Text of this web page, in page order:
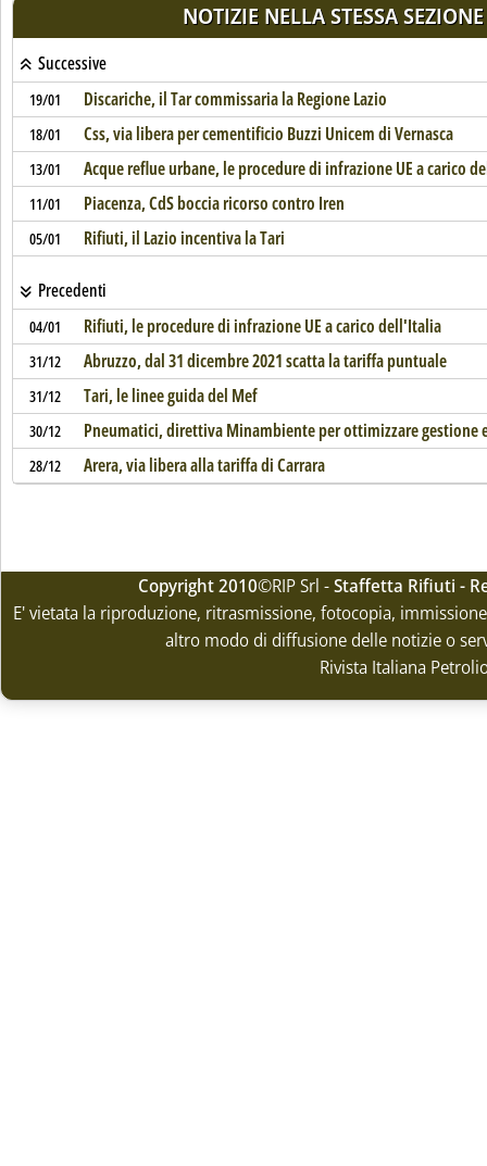
NOTIZIE NELLA STESSA SEZIONE
Successive
19/01 Discariche, il Tar commissaria la Regione Lazio
18/01 Css, via libera per cementificio Buzzi Unicem di Vernasca
13/01 Acque reflue urbane, le procedure di infrazione UE a carico
11/01 Piacenza, CdS boccia ricorso contro Iren
05/01 Rifiuti, il Lazio incentiva la Tari
Precedenti
04/01 Rifiuti, le procedure di infrazione UE a carico dell'Italia
31/12 Abruzzo, dal 31 dicembre 2021 scatta la tariffa puntuale
31/12 Tari, le linee guida del Mef
30/12 Pneumatici, direttiva Minambiente per ottimizzare gestione
28/12 Arera, via libera alla tariffa di Carrara
Copyright 2010©RIP Srl -Staffetta Rifiuti -
E' vietata la riproduzione, ritrasmissione, fotocopia,
altro modo di diffusione delle notizie o
Rivista Italiana